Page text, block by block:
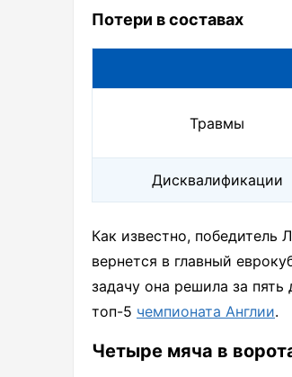
Потери в составах
Травмы
Дисквалификации
Как известно, победитель
вернется в главный
задачу она решила за
топ-5 чемпионата Англии.
Четыре мяча в